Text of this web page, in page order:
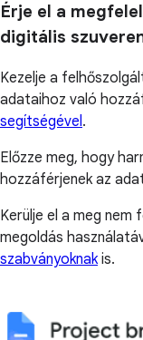
Érje el a
digitális
Kezelje a
adataihoz való
segítségével .
Előzze meg, hogy
hozzáférjenek az
Kerülje el a meg
megoldás
szabványoknakis.